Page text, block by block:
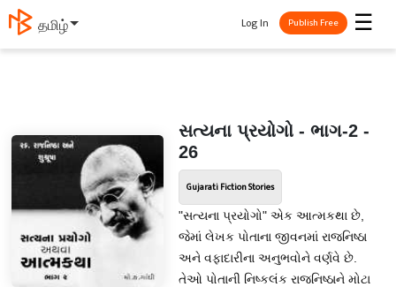
தமிழ் ☰
Log In Publish Free
સત્યના પ્રયોગો - ભાગ-2 -
26
Gujarati Fiction Stories
"સત્યના પ્રયોગો" એક આત્મકથા છે,
જેમાં લેખક પોતાના જીવનમાં રાજનિષ્ઠા
અને વફાદારીના અનુભવોને વર્ણવે છે.
તેઓ પોતાની નિષ્કલંક રાજનિષ્ઠાને મોટા